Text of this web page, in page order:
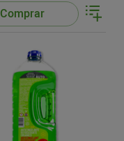
Comprar